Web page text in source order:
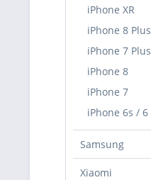
iPhone XR
iPhone 8 Plus
iPhone 7 Plus
iPhone 8
iPhone 7
iPhone 6s / 6
Samsung
Xiaomi